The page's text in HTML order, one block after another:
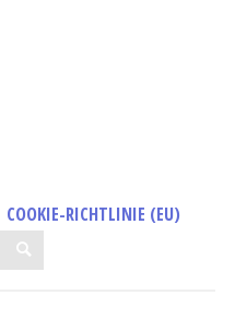
COOKIE-RICHTLINIE (EU)
SUCHE